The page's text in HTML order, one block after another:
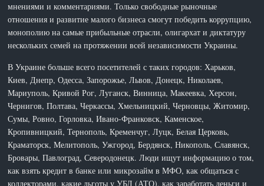
мнениями и комментариями. Только свободные рыночные
отношения и развитие малого бизнеса смогут победить коррупцию,
монополию на самые прибыльные отрасли, олигархат и диктатуру
нескольких семей на протяжении всей независимости Украины.
В Украине больше всего посетителей с таких городов: Харьков,
Киев, Днепр, Одесса, Запорожье, Львов, Донецк, Николаев,
Мариуполь, Кривой Рог, Луганск, Винница, Макеевка, Херсон,
Чернигов, Полтава, Черкассы, Хмельницкий, Черновцы, Житомир,
Сумы, Ровно, Горловка, Ивано-Франковск, Каменское,
Кропивницкий, Тернополь, Кременчуг, Луцк, Белая Церковь,
Краматорск, Мелитополь, Ужгород, Бердянск, Никополь, Славянск,
Бровары, Павлоград, Северодонецк. Люди ищут информацию о том,
как взять кредит в банке или микрозайм в МФО, как общаться с
коллекторами, какие льготы у УБД (АТО), как заработать деньги и